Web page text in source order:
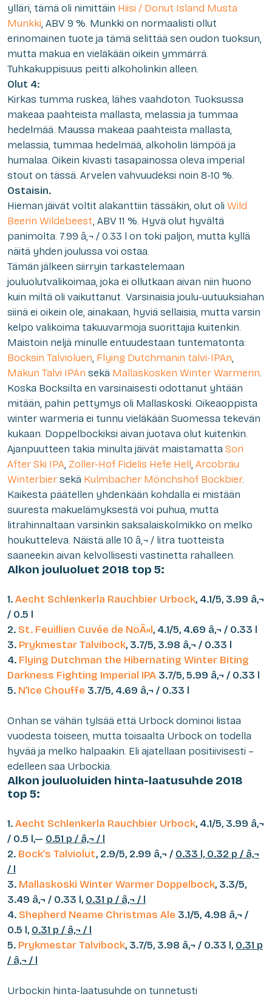
ylläri, tämä oli nimittäin Hiisi / Donut Island Musta
Munkki, ABV 9 %. Munkki on normaalisti ollut
erinomainen tuote ja tämä selittää sen oudon tuoksun,
mutta makua en vieläkään oikein ymmärrä.
Tuhkakuppisuus peitti alkoholinkin alleen.
Olut 4:
Kirkas tumma ruskea, lähes vaahdoton. Tuoksussa
makeaa paahteista mallasta, melassia ja tummaa
hedelmää. Maussa makeaa paahteista mallasta,
melassia, tummaa hedelmää, alkoholin lämpöä ja
humalaa. Oikein kivasti tasapainossa oleva imperial
stout on tässä. Arvelen vahvuudeksi noin 8-10 %.
Ostaisin.
Hieman jäivät voltit alakanttiin tässäkin, olut oli Wild
Beerin Wildebeest, ABV 11 %. Hyvä olut hyvältä
panimolta. 7.99 â‚¬ / 0.33 l on toki paljon, mutta kyllä
näitä yhden joulussa voi ostaa.
Tämän jälkeen siirryin tarkastelemaan
jouluolutvalikoimaa, joka ei ollutkaan aivan niin huono
kuin miltä oli vaikuttanut. Varsinaisia joulu-uutuuksiahan
siinä ei oikein ole, ainakaan, hyviä sellaisia, mutta varsin
kelpo valikoima takuuvarmoja suorittajia kuitenkin.
Maistoin neljä minulle entuudestaan tuntematonta:
Bocksin Talvioluen, Flying Dutchmanin talvi-IPAn,
Makun Talvi IPAn sekä Mallaskosken Winter Warmerin.
Koska Bocksilta en varsinaisesti odottanut yhtään
mitään, pahin pettymys oli Mallaskoski. Oikeaoppista
winter warmeria ei tunnu vieläkään Suomessa tekevän
kukaan. Doppelbockiksi aivan juotava olut kuitenkin.
Ajanpuutteen takia minulta jäivät maistamatta Sori
After Ski IPA, Zoller-Hof Fidelis Hefe Hell, Arcobräu
Winterbiersekä Kulmbacher Mönchshof Bockbier.
Kaikesta päätellen yhdenkään kohdalla ei mistään
suuresta makuelämyksestä voi puhua, mutta
litrahinnaltaan varsinkin saksalaiskolmikko on melko
houkutteleva. Näistä alle 10 â‚¬ / litra tuotteista
saaneekin aivan kelvollisesti vastinetta rahalleen.
Alkon jouluoluet 2018 top 5:
1.Aecht Schlenkerla Rauchbier Urbock, 4.1/5, 3.99 â‚¬
/ 0.5 l
2. St. Feuillien Cuvée de NoÃ«l, 4.1/5, 4.69 â‚¬ / 0.33 l
3. Prykmestar Talvibock, 3.7/5, 3.98 â‚¬ / 0.33 l
4. Flying Dutchman the Hibernating Winter Biting
Darkness Fighting Imperial IPA 3.7/5, 5.99 â‚¬ / 0.33 l
5. N’Ice Chouffe 3.7/5, 4.69 â‚¬ / 0.33 l
Onhan se vähän tylsää että Urbock dominoi listaa
vuodesta toiseen, mutta toisaalta Urbock on todella
hyvää ja melko halpaakin. Eli ajatellaan positiivisesti –
edelleen saa Urbockia.
Alkon jouluoluiden hinta-laatusuhde 2018
top 5:
1.Aecht Schlenkerla Rauchbier Urbock, 4.1/5, 3.99 â‚¬
/ 0.5 l,— 0.51 p / â‚¬ / l
2. Bock’s Talviolut, 2.9/5, 2.99 â‚¬ / 0.33 l, 0.32 p / â‚¬
/ l
3. Mallaskoski Winter Warmer Doppelbock, 3.3/5,
3.49 â‚¬ / 0.33 l, 0.31 p / â‚¬ / l
4. Shepherd Neame Christmas Ale 3.1/5, 4.98 â‚¬ /
0.5 l, 0.31 p / â‚¬ / l
5. Prykmestar Talvibock, 3.7/5, 3.98 â‚¬ / 0.33 l, 0.31 p
/ â‚¬ / l
Urbockin hinta-laatusuhde on tunnetusti